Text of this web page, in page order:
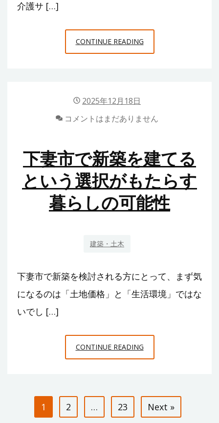
介護サ […]
CONTINUE READING三
佐
笑
を
育
む
デ
イ
2025年12月18日
コメントはまだありません
下妻市で新築を建てる
という選択がもたらす
暮らしの可能性
建築・土木
下妻市で新築を検討される方にとって、まず気
になるのは「土地価格」と「生活環境」ではな
いでし […]
CONTINUE READING下
妻
築
1 2 … 23 Next »